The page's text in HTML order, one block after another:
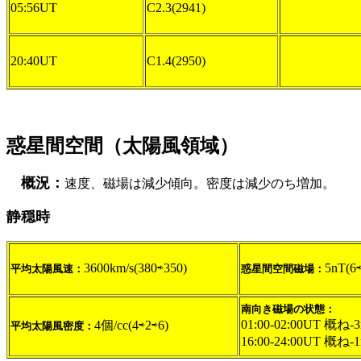
05:56UT C2.3(2941)
20:40UT C1.4(2950)
惑星間空間（太陽風領域）
概況： 速度、磁場は減少傾向。密度は減少のち増加。
静穏時
平均太陽風速： 3600km/s(380⇨350) 惑星間空間磁場：
平均太陽風密度： 4個/cc(4⇨2⇨6)
南向き磁場の状態：
01:00-02:00UT 概ね-
16:00-24:00UT 概ね-